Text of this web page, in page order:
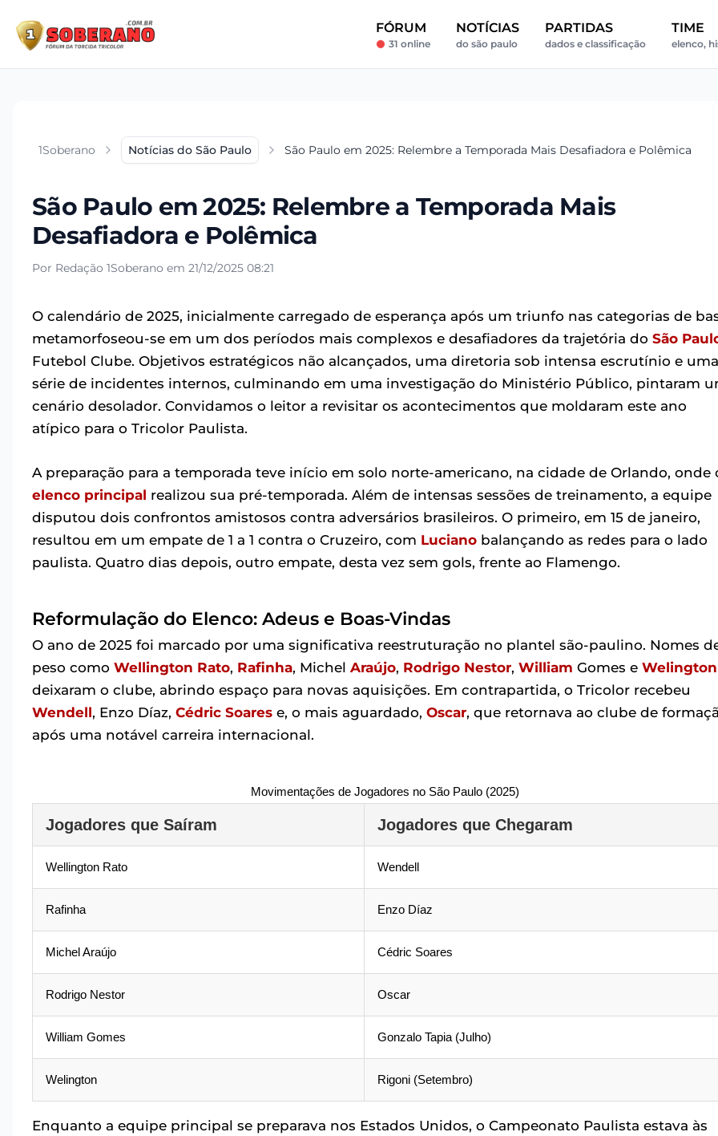
FÓRUM
31 online
NOTÍCIAS
do são paulo
PARTIDAS
dados e classificação
TIME
elenco,
1Soberano Notícias do São Paulo São Paulo em 2025: Relembre a Temporada Mais Desafiadora e Polêmica
São Paulo em 2025: Relembre a Temporada Mais
Desafiadora e Polêmica
Por Redação 1Soberano em 21/12/2025 08:21
O calendário de 2025, inicialmente carregado de esperança após um triunfo nas categorias de
metamorfoseou-se em um dos períodos mais complexos e desafiadores da trajetória do São
Futebol Clube. Objetivos estratégicos não alcançados, uma diretoria sob intensa escrutínio e uma
série de incidentes internos, culminando em uma investigação do Ministério Público, pintaram
cenário desolador. Convidamos o leitor a revisitar os acontecimentos que moldaram este ano
atípico para o Tricolor Paulista.
A preparação para a temporada teve início em solo norte-americano, na cidade de Orlando, onde
elenco principal realizou sua pré-temporada. Além de intensas sessões de treinamento, a equipe
disputou dois confrontos amistosos contra adversários brasileiros. O primeiro, em 15 de janeiro,
resultou em um empate de 1 a 1 contra o Cruzeiro, com Luciano balançando as redes para o lado
paulista. Quatro dias depois, outro empate, desta vez sem gols, frente ao Flamengo.
Reformulação do Elenco: Adeus e Boas-Vindas
O ano de 2025 foi marcado por uma significativa reestruturação no plantel são-paulino. Nomes
peso como Wellington Rato, Rafinha, Michel Araújo, Rodrigo Nestor, William Gomes e Welington
deixaram o clube, abrindo espaço para novas aquisições. Em contrapartida, o Tricolor recebeu
Wendell, Enzo Díaz, Cédric Soares e, o mais aguardado, Oscar, que retornava ao clube de
após uma notável carreira internacional.
Movimentações de Jogadores no São Paulo (2025)
Jogadores que Saíram Jogadores que Chegaram
Wellington Rato Wendell
Rafinha Enzo Díaz
Michel Araújo Cédric Soares
Rodrigo Nestor Oscar
William Gomes Gonzalo Tapia (Julho)
Welington Rigoni (Setembro)
Enquanto a equipe principal se preparava nos Estados Unidos, o Campeonato Paulista estava às